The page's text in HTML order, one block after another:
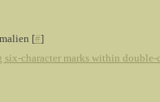
[#]
six-character marks within double-